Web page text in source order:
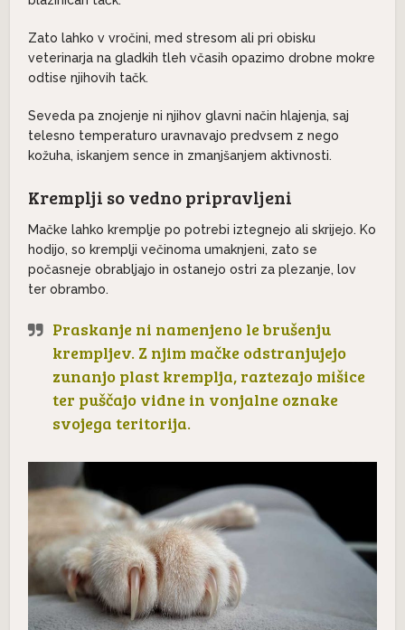
Zato lahko v vročini, med stresom ali pri obisku
veterinarja na gladkih tleh včasih opazimo drobne mokre
odtise njihovih tačk.
Seveda pa znojenje ni njihov glavni način hlajenja, saj
telesno temperaturo uravnavajo predvsem z nego
kožuha, iskanjem sence in zmanjšanjem aktivnosti.
Kremplji so vedno pripravljeni
Mačke lahko kremplje po potrebi iztegnejo ali skrijejo. Ko
hodijo, so kremplji večinoma umaknjeni, zato se
počasneje obrabljajo in ostanejo ostri za plezanje, lov
ter obrambo.
Praskanje ni namenjeno le brušenju
krempljev. Z njim mačke odstranjujejo
zunanjo plast kremplja, raztezajo mišice
ter puščajo vidne in vonjalne oznake
svojega teritorija.